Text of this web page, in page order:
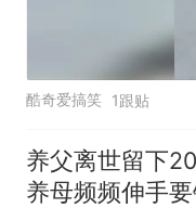
酷奇爱搞笑 1跟贴
养父离世留下
养母频频伸手要